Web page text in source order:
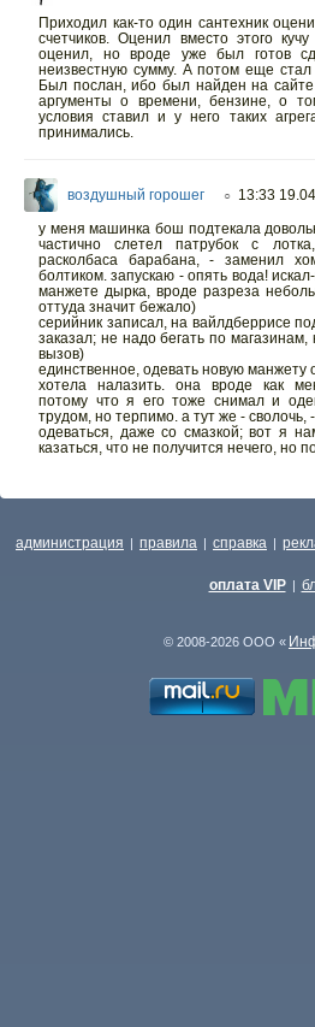
Приходил как-то один сантехник
счетчиков. Оценил вместо этого
оценил, но вроде уже был готов
неизвестную сумму. А потом еще стал
Был послан, ибо был найден на
аргументы о времени, бензине, о
условия ставил и у него таких
принимались.
воздушный горошег ○ 13:33
у меня машинка бош подтекала
частично слетел патрубок с
расколбаса барабана, - заменил
болтиком. запускаю - опять вода!
манжете дырка, вроде разреза
оттуда значит бежало)
серийник записал, на вайлдберрисе
заказал; не надо бегать по
вызов)
единственное, одевать новую манжету
хотела налазить. она вроде как
потому что я его тоже снимал и
трудом, но терпимо. а тут же - сволочь,
одеваться, даже со смазкой; вот я
казаться, что не получится нечего, но
администрация | правила | справка |
оплата VIP |
© 2008-2026 ООО «